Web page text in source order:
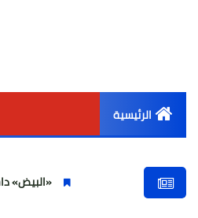
الرئيسية
«البيض» داخل